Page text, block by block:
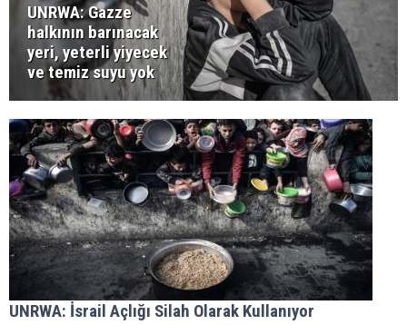
UNRWA: Gazze
halkının barınacak
yeri, yeterli yiyecek
ve temiz suyu yok
UNRWA: İsrail Açlığı Silah Olarak Kullanıyor